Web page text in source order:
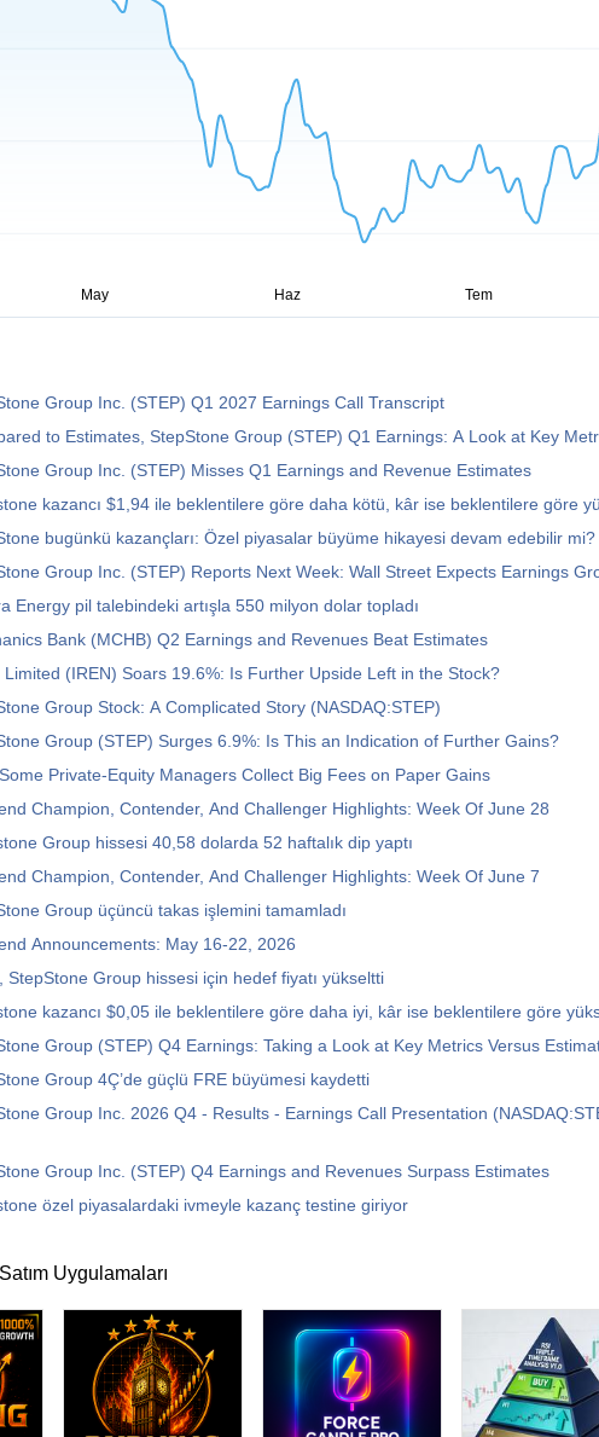
Group Inc. (STEP) Q1 2027 Earnings Call Transcript
to Estimates, StepStone Group (STEP) Q1 Earnings: A Look at Key
Group Inc. (STEP) Misses Q1 Earnings and Revenue Estimates
kazancı $1,94 ile beklentilere göre daha kötü, kâr ise beklentilere göre
bugünkü kazançları: Özel piyasalar büyüme hikayesi devam edebilir mi?
Group Inc. (STEP) Reports Next Week: Wall Street Expects Earnings
Energy pil talebindeki artışla 550 milyon dolar topladı
Bank (MCHB) Q2 Earnings and Revenues Beat Estimates
Limited (IREN) Soars 19.6%: Is Further Upside Left in the Stock?
Group Stock: A Complicated Story (NASDAQ:STEP)
Group (STEP) Surges 6.9%: Is This an Indication of Further Gains?
Private-Equity Managers Collect Big Fees on Paper Gains
Champion, Contender, And Challenger Highlights: Week Of June 28
Group hissesi 40,58 dolarda 52 haftalık dip yaptı
Champion, Contender, And Challenger Highlights: Week Of June 7
Group üçüncü takas işlemini tamamladı
Announcements: May 16-22, 2026
StepStone Group hissesi için hedef fiyatı yükseltti
kazancı $0,05 ile beklentilere göre daha iyi, kâr ise beklentilere göre
Group (STEP) Q4 Earnings: Taking a Look at Key Metrics Versus
Group 4Ç’de güçlü FRE büyümesi kaydetti
Group Inc. 2026 Q4 - Results - Earnings Call Presentation
Group Inc. (STEP) Q4 Earnings and Revenues Surpass Estimates
özel piyasalardaki ivmeyle kazanç testine giriyor
Uygulamaları